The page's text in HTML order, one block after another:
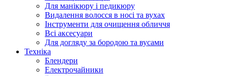
Для манікюру і педикюру
Видалення волосся в носі та вухах
Інструменти для очищення обличчя
Всі аксесуари
Для догляду за бородою та вусами
Техніка
Блендери
Електрочайники